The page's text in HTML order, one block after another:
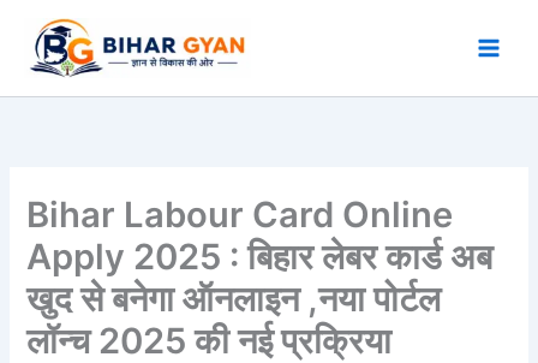
content
Bihar Labour Card Online
Apply 2025 : बिहार लेबर कार्ड अब
खुद से बनेगा ऑनलाइन ,नया पोर्टल
लॉन्च 2025 की नई प्रक्रिया